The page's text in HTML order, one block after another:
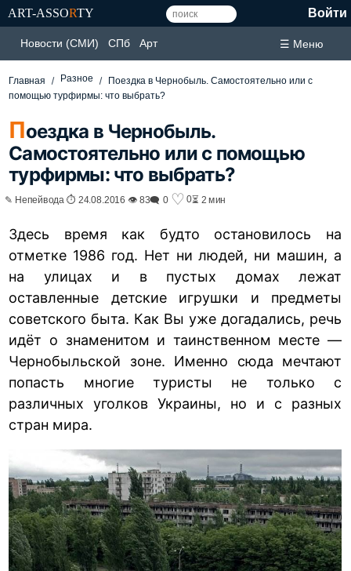
ART-ASSORTY Войти
Новости (СМИ) СПб Арт ☰ Меню
Главная Разное
Поездка в Чернобыль. Самостоятельно или с
помощью турфирмы: что выбрать?
Поездка в Чернобыль.
Самостоятельно или с помощью
турфирмы: что выбрать?
✎ Непейвода ⏱ 24.08.2016 👁 83🗨 0 ♡ 0⏳ 2 мин
Здесь время как будто остановилось на
отметке 1986 год. Нет ни людей, ни машин, а
на улицах и в пустых домах лежат
оставленные детские игрушки и предметы
советского быта. Как Вы уже догадались, речь
идёт о знаменитом и таинственном месте —
Чернобыльской зоне. Именно сюда мечтают
попасть многие туристы не только с
различных уголков Украины, но и с разных
стран мира.